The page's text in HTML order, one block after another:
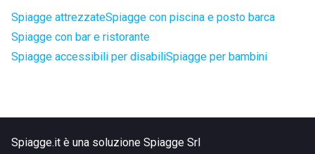
Spiagge attrezzateSpiagge con piscina e posto barca
Spiagge con bar e ristorante
Spiagge accessibili per disabiliSpiagge per bambini
Spiagge.it è una soluzione Spiagge Srl